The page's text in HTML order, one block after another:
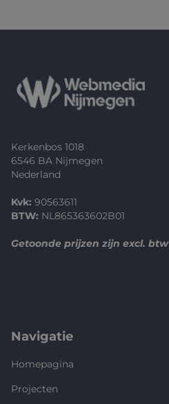
Kerkenbos 1018
6546 BA Nijmegen
Nederland
Kvk: 90563611
BTW: NL865363602B01
Getoonde prijzen zijn excl. btw
Navigatie
Homepagina
Projecten